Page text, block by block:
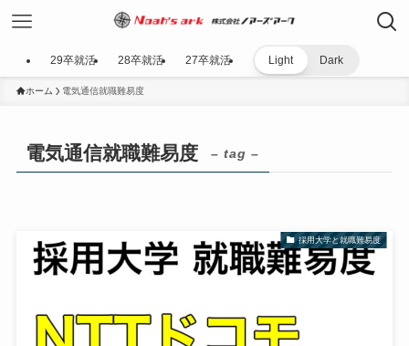
29卒就活 28卒就活 27卒就活 Light Dark
ホーム 電気通信就職難易度
電気通信就職難易度 – tag –
採用大学と就職難易度